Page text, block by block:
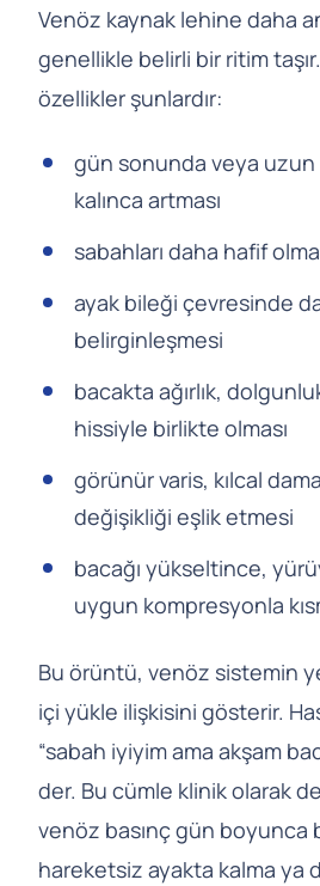
Venöz kaynak lehine daha
genellikle belirli bir ritim
özellikler şunlardır:
gün sonunda veya uzun
kalınca artması
sabahları daha hafif
ayak bileği çevresinde
belirginleşmesi
bacakta ağırlık,
hissiyle birlikte olması
görünür varis, kılcal
değişikliği eşlik etmesi
bacağı yükseltince,
uygun kompresyonla
Bu örüntü, venöz sistemin
içi yükle ilişkisini gösterir.
“sabah iyiyim ama akşam
der. Bu cümle klinik olarak
venöz basınç gün boyunca
hareketsiz ayakta kalma ya